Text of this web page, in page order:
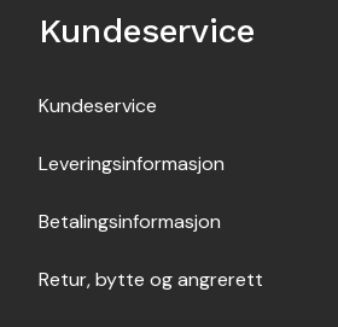
Kundeservice
Kundeservice
Leveringsinformasjon
Betalingsinformasjon
Retur, bytte og angrerett